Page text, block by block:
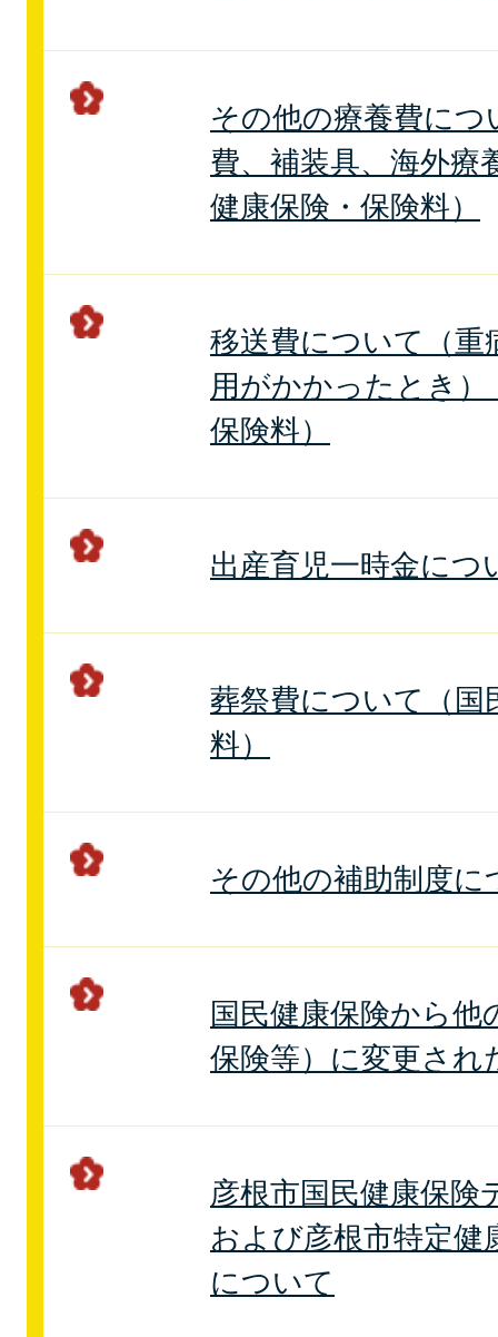
その他の療養費につ
費、補装具、海外療
健康保険・保険料）
移送費について（重
用がかかったとき）
保険料）
出産育児一時金につ
葬祭費について（国
料）
その他の補助制度に
国民健康保険から他
保険等）に変更され
彦根市国民健康保険
および彦根市特定健
について